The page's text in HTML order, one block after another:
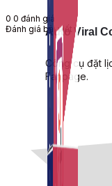
Auto Viral
Công cụ đặt
Fanpage.
0 0 đánh giá
Đánh giá bài viết